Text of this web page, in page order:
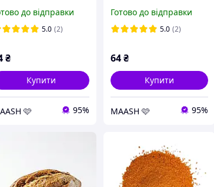
до відправки
5.0 (2)
₴
Купити
🩷 95%
Готово до відправки
5.0 (2)
64₴
Купити
MAASH 🩷 95%